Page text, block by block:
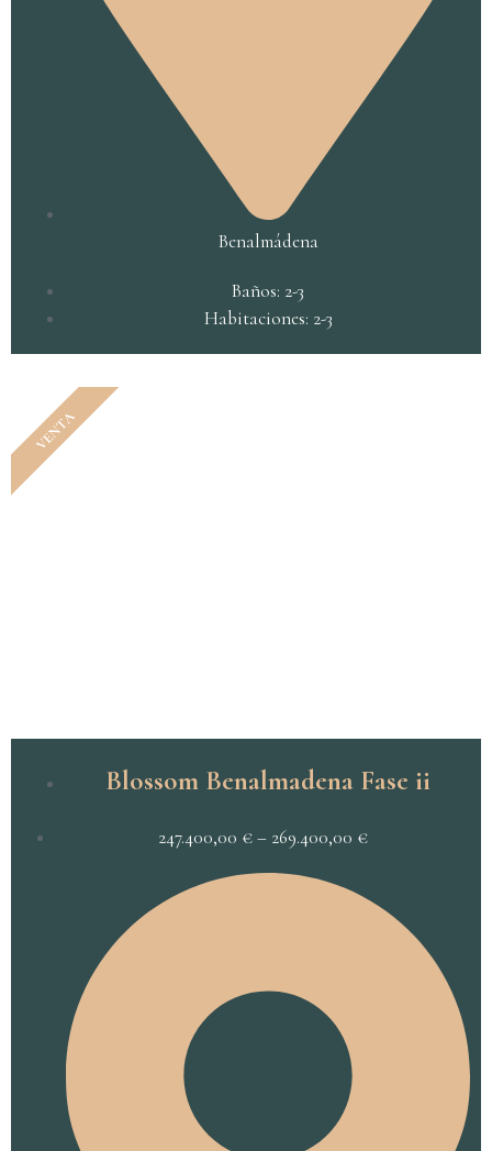
Benalmádena
Baños: 2-3
Habitaciones: 2-3
VENTA
Blossom Benalmadena Fase ii
247.400,00 €– 269.400,00 €